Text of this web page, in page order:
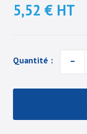
5,52 € HT
Quantité : -